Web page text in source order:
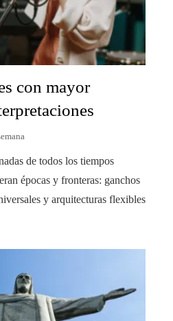
con mayor
de todos los tiempos
épocas y fronteras: ganchos
y arquitecturas flexibles